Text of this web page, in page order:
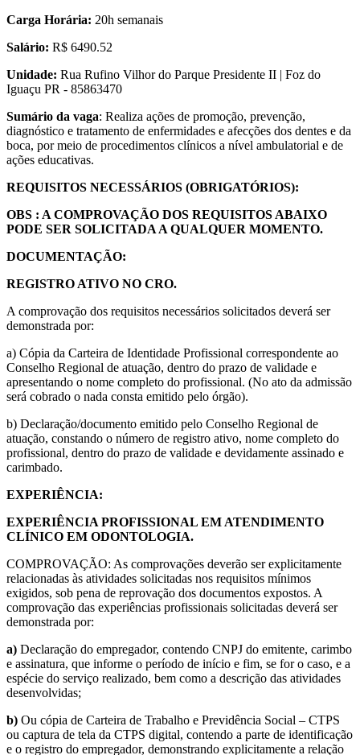
Carga Horária: 20h semanais
Salário: R$ 6490.52
Unidade: Rua Rufino Vilhor do Parque Presidente II | Foz do
Iguaçu PR - 85863470
Sumário da vaga: Realiza ações de promoção, prevenção,
diagnóstico e tratamento de enfermidades e afecções dos dentes e da
boca, por meio de procedimentos clínicos a nível ambulatorial e de
ações educativas.
REQUISITOS NECESSÁRIOS (OBRIGATÓRIOS):
OBS : A COMPROVAÇÃO DOS REQUISITOS ABAIXO
PODE SER SOLICITADA A QUALQUER MOMENTO.
DOCUMENTAÇÃO:
REGISTRO ATIVO NO CRO.
A comprovação dos requisitos necessários solicitados deverá ser
demonstrada por:
a) Cópia da Carteira de Identidade Profissional correspondente ao
Conselho Regional de atuação, dentro do prazo de validade e
apresentando o nome completo do profissional. (No ato da admissão
será cobrado o nada consta emitido pelo órgão).
b) Declaração/documento emitido pelo Conselho Regional de
atuação, constando o número de registro ativo, nome completo do
profissional, dentro do prazo de validade e devidamente assinado e
carimbado.
EXPERIÊNCIA:
EXPERIÊNCIA PROFISSIONAL EM ATENDIMENTO
CLÍNICO EM ODONTOLOGIA.
COMPROVAÇÃO: As comprovações deverão ser explicitamente
relacionadas às atividades solicitadas nos requisitos mínimos
exigidos, sob pena de reprovação dos documentos expostos. A
comprovação das experiências profissionais solicitadas deverá ser
demonstrada por:
a) Declaração do empregador, contendo CNPJ do emitente, carimbo
e assinatura, que informe o período de início e fim, se for o caso, e a
espécie do serviço realizado, bem como a descrição das atividades
desenvolvidas;
b) Ou cópia de Carteira de Trabalho e Previdência Social – CTPS
ou captura de tela da CTPS digital, contendo a parte de identificação
e o registro do empregador, demonstrando explicitamente a relação